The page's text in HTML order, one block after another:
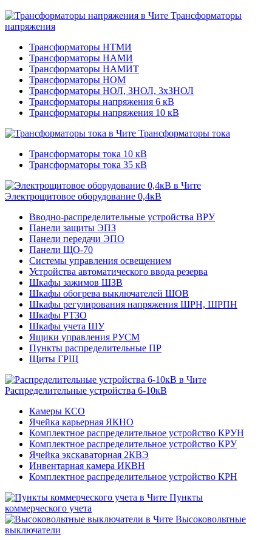
Трансформаторы
напряжения
Трансформаторы НТМИ
Трансформаторы НАМИ
Трансформаторы НАМИТ
Трансформаторы НОМ
Трансформаторы НОЛ, ЗНОЛ, 3хЗНОЛ
Трансформаторы напряжения 6 кВ
Трансформаторы напряжения 10 кВ
Трансформаторы тока
Трансформаторы тока 10 кВ
Трансформаторы тока 35 кВ
Электрощитовое оборудование 0,4кВ
Вводно-распределительные устройства ВРУ
Панели защиты ЭПЗ
Панели передачи ЭПО
Панели ЩО-70
Системы управления освещением
Устройства автоматического ввода резерва
Шкафы зажимов ШЗВ
Шкафы обогрева выключателей ШОВ
Шкафы регулирования напряжения ШРН, ШРПН
Шкафы РТЗО
Шкафы учета ШУ
Ящики управления РУСМ
Пункты распределительные ПР
Щиты ГРЩ
Распределительные устройства 6-10кВ
Камеры КСО
Ячейка карьерная ЯКНО
Комплектное распределительное устройство КРУН
Комплектное распределительное устройство КРУ
Ячейка экскаваторная 2КВЭ
Инвентарная камера ИКВН
Комплектное распределительное устройство КРН
Пункты
коммерческого учета
Высоковольтные
выключатели